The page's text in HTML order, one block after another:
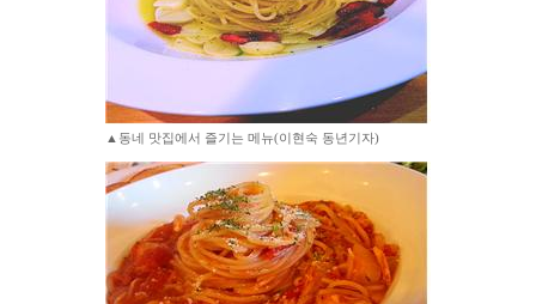
▲동네 맛집에서 즐기는 메뉴(이현숙 동년기자)